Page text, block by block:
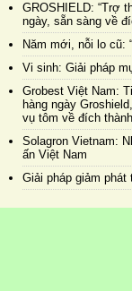
GROSHIELD: “Trợ
ngày, sẵn sàng về
Năm mới, nỗi lo cũ:
Vi sinh: Giải pháp
Grobest Việt Nam:
hàng ngày
vụ tôm về đích
Solagron Vietnam:
ấn Việt Nam
Giải pháp giảm